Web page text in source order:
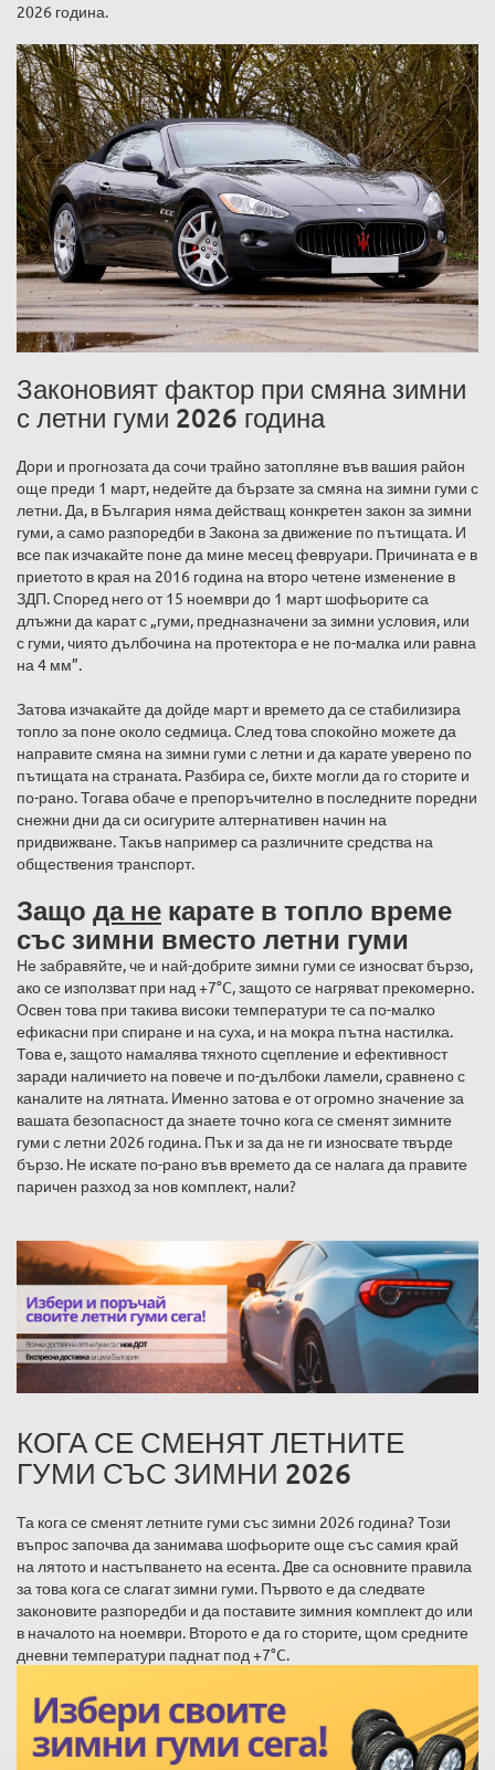
2026 година.
Законовият фактор при смяна зимни
с летни гуми 2026 година
Дори и прогнозата да сочи трайно затопляне във вашия район
още преди 1 март, недейте да бързате за смяна на зимни гуми с
летни. Да, в България няма действащ конкретен закон за зимни
гуми, а само разпоредби в Закона за движение по пътищата. И
все пак изчакайте поне да мине месец февруари. Причината е в
приетото в края на 2016 година на второ четене изменение в
ЗДП. Според него от 15 ноември до 1 март шофьорите са
длъжни да карат с „гуми, предназначени за зимни условия, или
с гуми, чиято дълбочина на протектора е не по-малка или равна
на 4 мм”.
Затова изчакайте да дойде март и времето да се стабилизира
топло за поне около седмица. След това спокойно можете да
направите смяна на зимни гуми с летни и да карате уверено по
пътищата на страната. Разбира се, бихте могли да го сторите и
по-рано. Тогава обаче е препоръчително в последните поредни
снежни дни да си осигурите алтернативен начин на
придвижване. Такъв например са различните средства на
обществения транспорт.
Защо да не карате в топло време
със зимни вместо летни гуми
Не забравяйте, че и най-добрите зимни гуми се износват бързо,
ако се използват при над +7°C, защото се нагряват прекомерно.
Освен това при такива високи температури те са по-малко
ефикасни при спиране и на суха, и на мокра пътна настилка.
Това е, защото намалява тяхното сцепление и ефективност
заради наличието на повече и по-дълбоки ламели, сравнено с
каналите на лятната. Именно затова е от огромно значение за
вашата безопасност да знаете точно кога се сменят зимните
гуми с летни 2026 година. Пък и за да не ги износвате твърде
бързо. Не искате по-рано във времето да се налага да правите
паричен разход за нов комплект, нали?
КОГА СЕ СМЕНЯТ ЛЕТНИТЕ
ГУМИ СЪС ЗИМНИ 2026
Та кога се сменят летните гуми със зимни 2026 година? Този
въпрос започва да занимава шофьорите още със самия край
на лятото и настъпването на есента. Две са основните правила
за това кога се слагат зимни гуми. Първото е да следвате
законовите разпоредби и да поставите зимния комплект до или
в началото на ноември. Второто е да го сторите, щом средните
дневни температури паднат под +7°C.